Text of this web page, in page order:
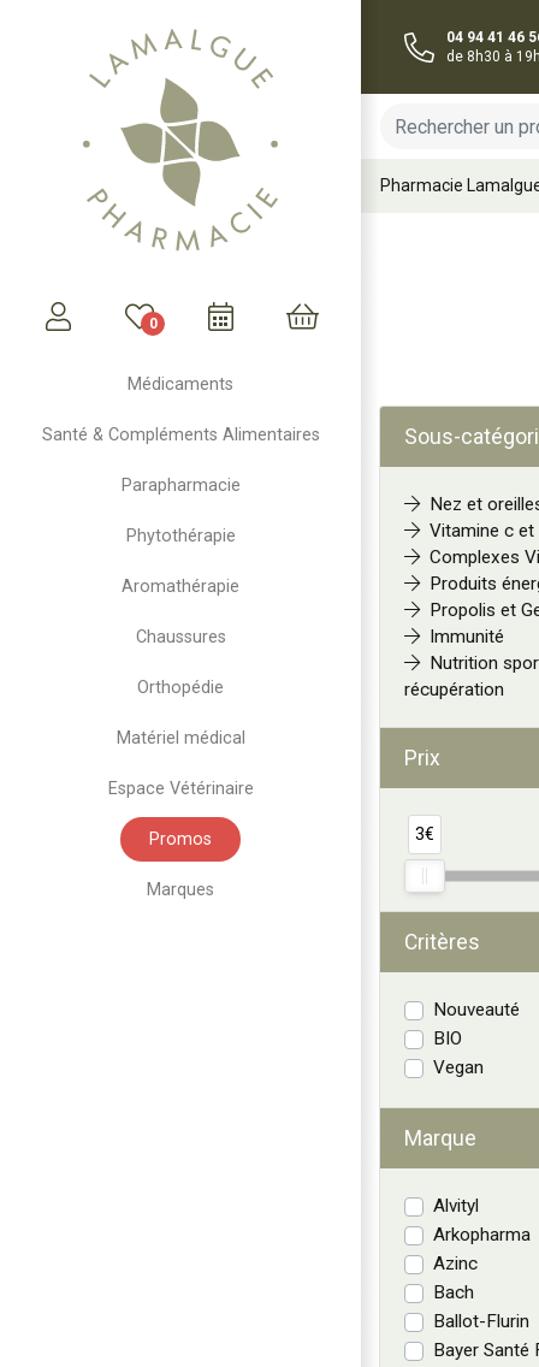
0
Médicaments
Santé & Compléments Alimentaires
Parapharmacie
Phytothérapie
Aromathérapie
Chaussures
Orthopédie
Matériel médical
Espace Vétérinaire
Promos
Marques
04 94 41 46
de 8h30 à
Pharmacie
Sous-
Nez et
Vitamine c et
Complexes
Produits
Propolis et
Immunité
Nutrition
récupération
Prix
3€
Critères
Nouveauté
BIO
Vegan
Marque
Alvityl
Arkopharma
Azinc
Bach
Ballot-Flurin
Bayer Santé